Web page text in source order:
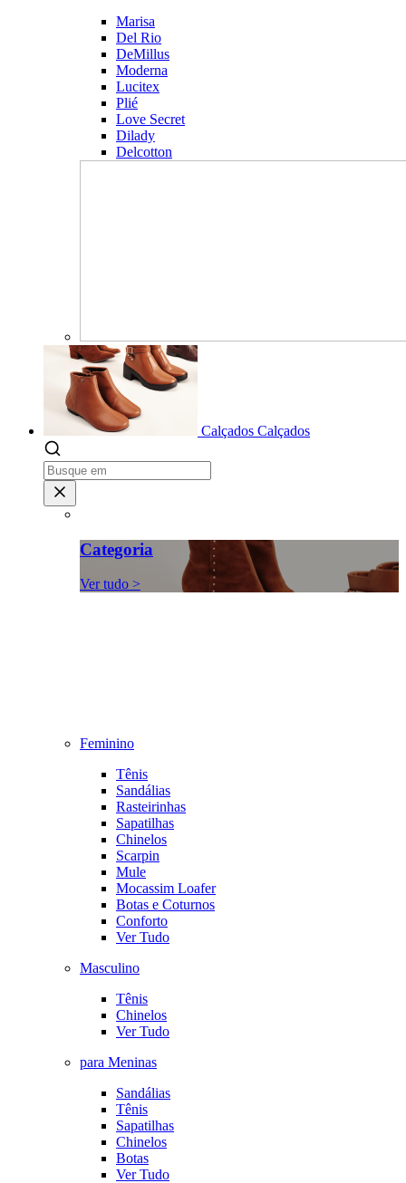
Marisa
Del Rio
DeMillus
Moderna
Lucitex
Plié
Love Secret
Dilady
Delcotton
Calçados Calçados
Categoria
Ver tudo >
Feminino
Tênis
Sandálias
Rasteirinhas
Sapatilhas
Chinelos
Scarpin
Mule
Mocassim Loafer
Botas e Coturnos
Conforto
Ver Tudo
Masculino
Tênis
Chinelos
Ver Tudo
para Meninas
Sandálias
Tênis
Sapatilhas
Chinelos
Botas
Ver Tudo